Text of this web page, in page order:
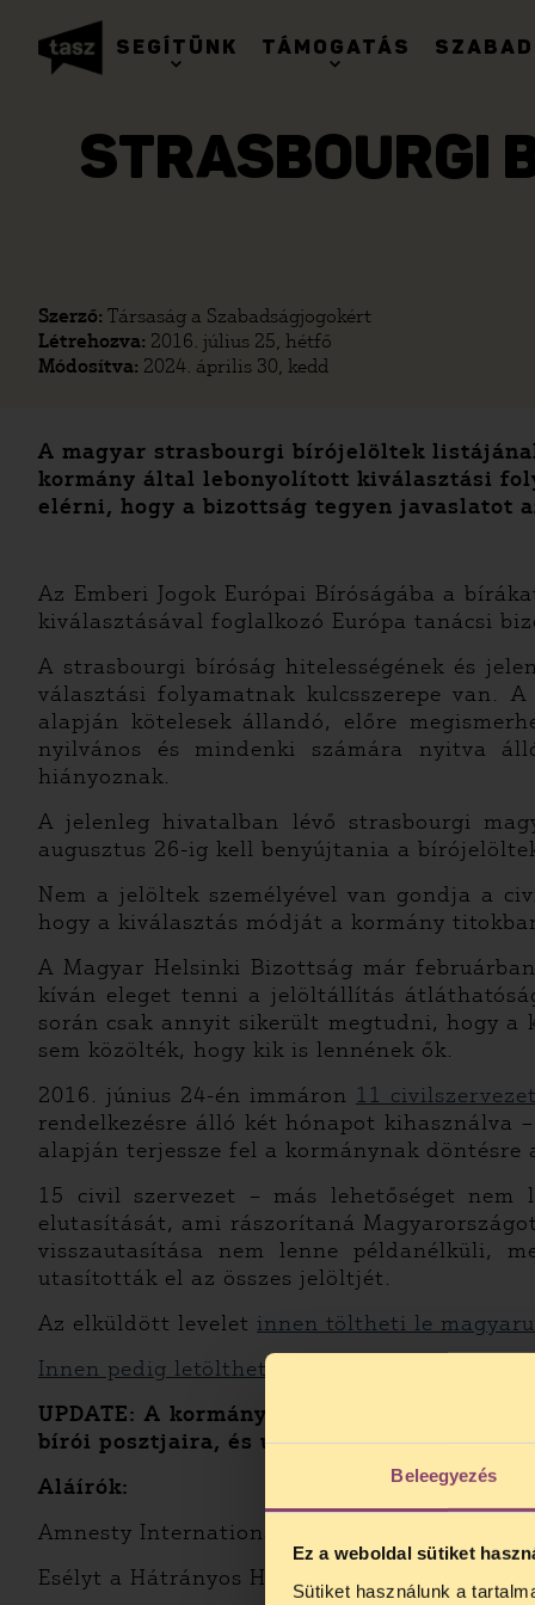
Beleegyezés
Ez a weboldal sütiket
Sütiket használunk a
SEGÍTÜNK TÁMOGATÁS
STRASBOURGI
Szerző: Társaság a Szabadságjogokért
Létrehozva: 2016. július 25, hétfő
Módosítva: 2024. április 30, kedd
A magyar strasbourgi bírójelöltek
kormány által lebonyolított kiválasztási
elérni, hogy a bizottság tegyen javaslatot
Az Emberi Jogok Európai Bíróságába a
kiválasztásával foglalkozó Európa tanácsi
A strasbourgi bíróság hitelességének és
választási folyamatnak kulcsszerepe van.
alapján kötelesek állandó, előre
nyilvános és mindenki számára nyitva
hiányoznak.
A jelenleg hivatalban lévő strasbourgi
augusztus 26-ig kell benyújtania a
Nem a jelöltek személyével van gondja a
hogy a kiválasztás módját a kormány
A Magyar Helsinki Bizottság már
kíván eleget tenni a jelöltállítás
során csak annyit sikerült megtudni, hogy a
sem közölték, hogy kik is lennének ők.
2016. június 24-én immáron 11
rendelkezésre álló két hónapot kihasználva
alapján terjessze fel a kormánynak
15 civil szervezet – más lehetőséget
elutasítását, ami rászorítaná
visszautasítása nem lenne példanélküli,
utasították el az összes jelöltjét.
Az elküldött levelet innen töltheti le
Innen pedig letöltheti
UPDATE: A kormány több civil szervezet
bírói posztjaira, és új pályázatothirdetett.
Aláírók:
Amnesty International Magyarország
Esélyt a Hátrányos Helyzetű Gyerekeknek